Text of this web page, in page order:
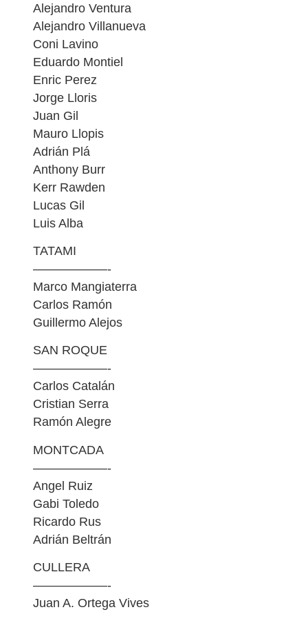
Alejandro Ventura
Alejandro Villanueva
Coni Lavino
Eduardo Montiel
Enric Perez
Jorge Lloris
Juan Gil
Mauro Llopis
Adrián Plá
Anthony Burr
Kerr Rawden
Lucas Gil
Luis Alba
TATAMI
——————-
Marco Mangiaterra
Carlos Ramón
Guillermo Alejos
SAN ROQUE
——————-
Carlos Catalán
Cristian Serra
Ramón Alegre
MONTCADA
——————-
Angel Ruiz
Gabi Toledo
Ricardo Rus
Adrián Beltrán
CULLERA
——————-
Juan A. Ortega Vives